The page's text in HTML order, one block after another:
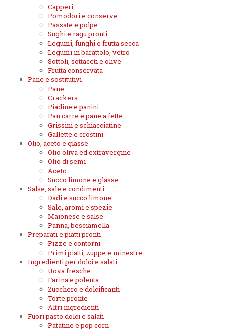
Capperi
Pomodori e conserve
Passate e polpe
Sughi e ragu pronti
Legumi, funghi e frutta secca
Legumi in barattolo, vetro
Sottoli, sottaceti e olive
Frutta conservata
Pane e sostitutivi
Pane
Crackers
Piadine e panini
Pan carre e pane a fette
Grissini e schiacciatine
Gallette e crostini
Olio, aceto e glasse
Olio oliva ed extravergine
Olio di semi
Aceto
Succo limone e glasse
Salse, sale e condimenti
Dadi e succo limone
Sale, aromi e spezie
Maionese e salse
Panna, besciamella
Preparati e piatti pronti
Pizze e contorni
Primi piatti, zuppe e minestre
Ingredienti per dolci e salati
Uova fresche
Farina e polenta
Zucchero e dolcificanti
Torte pronte
Altri ingredienti
Fuori pasto dolci e salati
Patatine e pop corn